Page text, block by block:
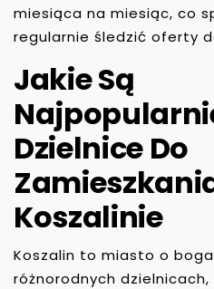
miesiąca na miesiąc, co
regularnie śledzić oferty
Jakie Są
Dzielnice Do
Koszalinie
Koszalin to miasto o
różnorodnych